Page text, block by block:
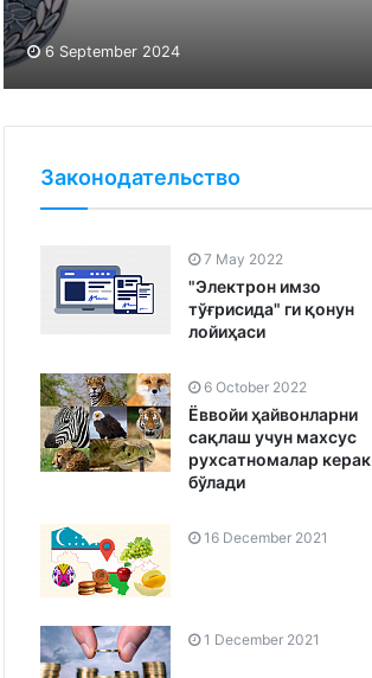
6 September 2024
Законодательство
7 May 2022
"Электрон имзо
тўғрисида" ги қонун
лойиҳаси
6 October 2022
Ёввойи ҳайвонларни
сақлаш учун махсус
рухсатномалар керак
бўлади
16 December 2021
1 December 2021